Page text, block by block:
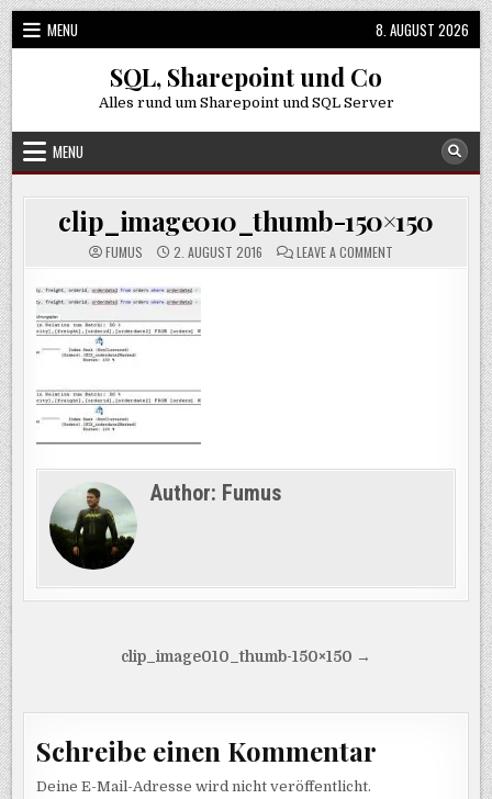
Skip
to
content
MENU 8. AUGUST 2026
SQL, Sharepoint und Co
Alles rund um Sharepoint und SQL Server
MENU
clip_image010_thumb-150×150
FUMUS 2. AUGUST 2016 LEAVE A COMMENTON
Author: Fumus
Beitragsnavigation
clip_image010_thumb-150×150 →
Schreibe einen Kommentar
Deine E-Mail-Adresse wird nicht veröffentlicht.